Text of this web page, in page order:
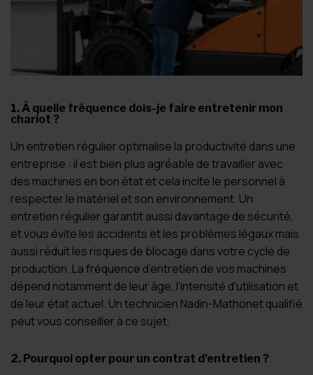
1. À quelle fréquence dois-je faire entretenir mon
chariot ?
Un entretien régulier optimalise la productivité dans une
entreprise : il est bien plus agréable de travailler avec
des machines en bon état et cela incite le personnel à
respecter le matériel et son environnement. Un
entretien régulier garantit aussi davantage de sécurité,
et vous évite les accidents et les problèmes légaux mais
aussi réduit les risques de blocage dans votre cycle de
production. La fréquence d’entretien de vos machines
dépend notamment de leur âge, l'intensité d'utilisation et
de leur état actuel. Un technicien Nadin-Mathonet qualifié
peut vous conseiller à ce sujet.
2. Pourquoi opter pour un contrat d’entretien ?